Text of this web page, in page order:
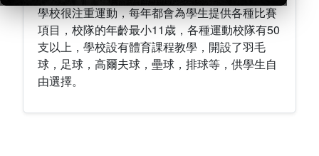
學校很注重運動，每年都會為學生提供各種比賽
項目，校隊的年齡最小11歳，各種運動校隊有50
支以上，學校設有體育課程教學，開設了羽毛
球，足球，高爾夫球，壘球，排球等，供學生自
由選擇。